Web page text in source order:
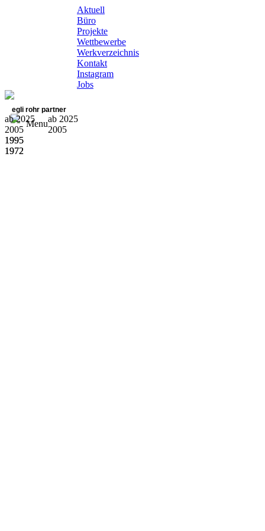
Aktuell
Büro
Projekte
Wettbewerbe
Werkverzeichnis
Kontakt
Instagram
Jobs
egli rohr partner
Menu
ab 2025
2005
1995
1972
ab 2025
2005
1995
1972